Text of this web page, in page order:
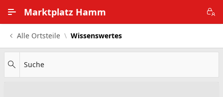
Marktplatz Hamm
Alle Ortsteile
Impressum
Alle Ortsteile Wissenswertes
Suche